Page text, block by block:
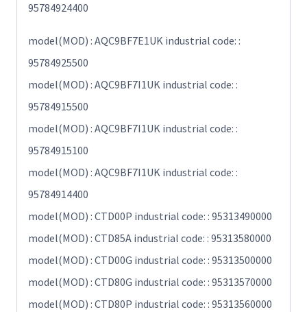
95784924400
model(MOD) : AQC9BF7E1UK industrial code: :
95784925500
model(MOD) : AQC9BF7I1UK industrial code: :
95784915500
model(MOD) : AQC9BF7I1UK industrial code: :
95784915100
model(MOD) : AQC9BF7I1UK industrial code: :
95784914400
model(MOD) : CTD00P industrial code: : 95313490000
model(MOD) : CTD85A industrial code: : 95313580000
model(MOD) : CTD00G industrial code: : 95313500000
model(MOD) : CTD80G industrial code: : 95313570000
model(MOD) : CTD80P industrial code: : 95313560000